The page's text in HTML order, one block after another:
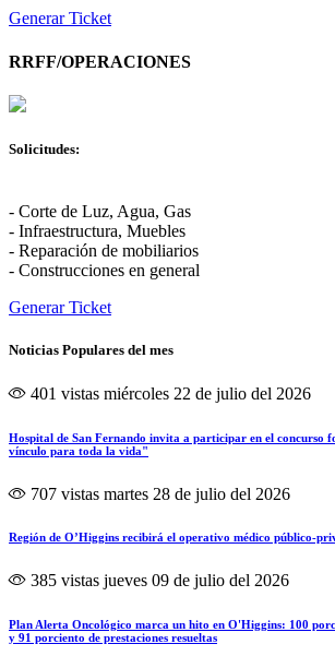
Generar Ticket
RRFF/OPERACIONES
Solicitudes:
- Corte de Luz, Agua, Gas
- Infraestructura, Muebles
- Reparación de mobiliarios
- Construcciones en general
Generar Ticket
Noticias Populares del mes
401 vistas miércoles 22 de julio del 2026
Hospital de San Fernando invita a participar en el concurso
vínculo para toda la vida"
707 vistas martes 28 de julio del 2026
Región de O’Higgins recibirá el operativo médico público-
385 vistas jueves 09 de julio del 2026
Plan Alerta Oncológico marca un hito en O'Higgins: 100
y 91 porciento de prestaciones resueltas